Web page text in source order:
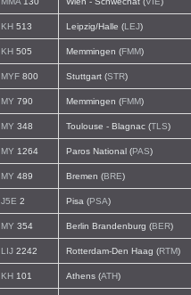
KH 513 Leipzig/Halle (LEJ)
KH 505 Memmingen (FMM)
MYF 800 Stuttgart (STR)
MY 790 Memmingen (FMM)
MY 348 Toulouse - Blagnac (TLS)
MY 1264 Paros National (PAS)
MY 489 Bremen (BRE)
J5E 2 Pisa (PSA)
MY 354 Berlin Brandenburg (BER)
LIJ 2242 Rotterdam-Den Haag (RTM)
KH 101 Athens (ATH)